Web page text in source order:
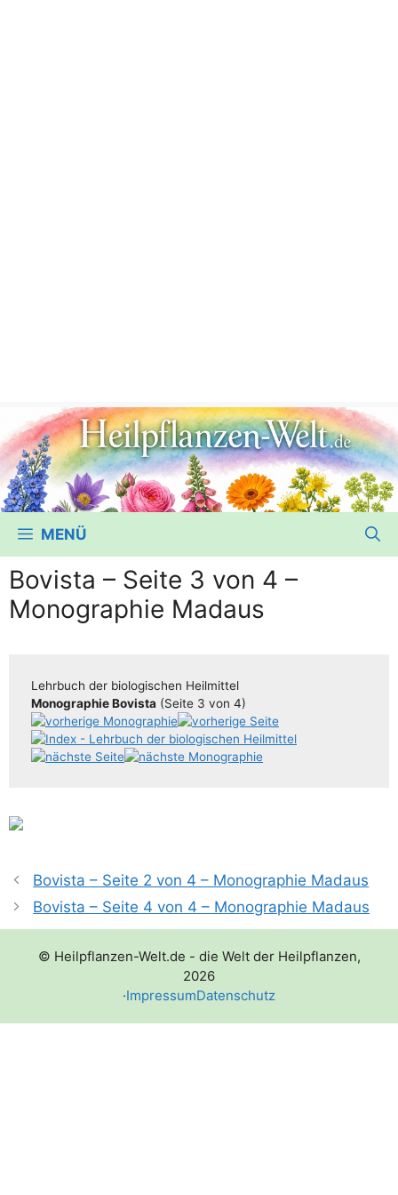
MENÜ
Bovista – Seite 3 von 4 –
Monographie Madaus
Lehr­buch der bio­lo­gi­schen Heilmittel
Mono­gra­phie Bovis­ta (Sei­te 3 von 4)
Bovista – Seite 2 von 4 – Monographie Madaus
Bovista – Seite 4 von 4 – Monographie Madaus
© Heilpflanzen-Welt.de - die Welt der Heilpflanzen,
2026
·ImpressumDatenschutz